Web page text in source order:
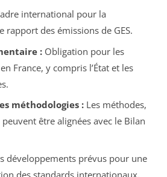
international pour la
rapport des émissions de GES.
:Obligation pour les
France, y compris l’État et les
méthodologies :Les méthodes,
peuvent être alignées avec le Bilan
développements prévus pour une
des standards internationaux.